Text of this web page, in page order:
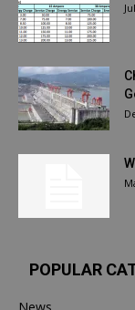
POPULAR